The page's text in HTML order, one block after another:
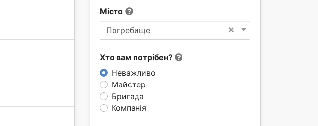
Місто
×
Погребище
Хто вам потрібен?
Неважливо
Майстер
Бригада
Компанія